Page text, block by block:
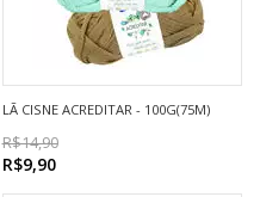
LÃ CISNE ACREDITAR - 100G(75M)
R$14,90
R$9,90